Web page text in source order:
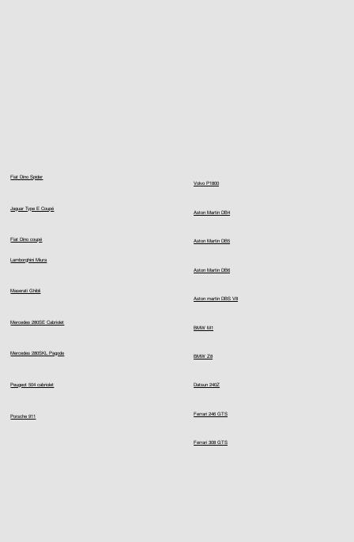
Volvo P1800
Aston Martin DB4
Aston Martin DB5
Aston Martin DB6
Aston martin DBS V8
BMW M1
BMW Z8
Datsun 240Z
Ferrari 246 GTS
Ferrari 308 GTS
Fiat Dino Spider
Jaguar Type E Coupé
Lamborghini Miura
Maserati Ghibli
Mercedes 280SE Cabriolet
Mercedes 280SKL Pagode
Peugeot 504 cabriolet
Porsche 911
Fiat Dino coupé